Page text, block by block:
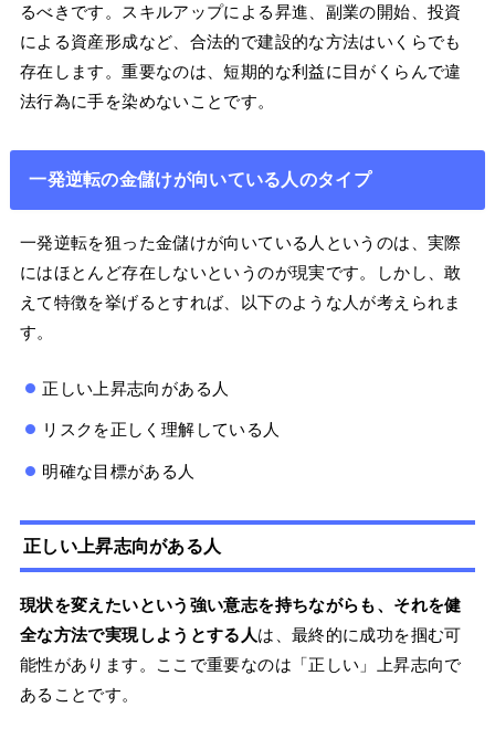
るべきです。スキルアップによる昇進、副業の開始、投資
による資産形成など、合法的で建設的な方法はいくらでも
存在します。重要なのは、短期的な利益に目がくらんで違
法行為に手を染めないことです。
一発逆転の金儲けが向いている人のタイプ
一発逆転を狙った金儲けが向いている人というのは、実際
にはほとんど存在しないというのが現実です。しかし、敢
えて特徴を挙げるとすれば、以下のような人が考えられま
す。
正しい上昇志向がある人
リスクを正しく理解している人
明確な目標がある人
正しい上昇志向がある人
現状を変えたいという強い意志を持ちながらも、それを健
全な方法で実現しようとする人は、最終的に成功を掴む可
能性があります。ここで重要なのは「正しい」上昇志向で
あることです。